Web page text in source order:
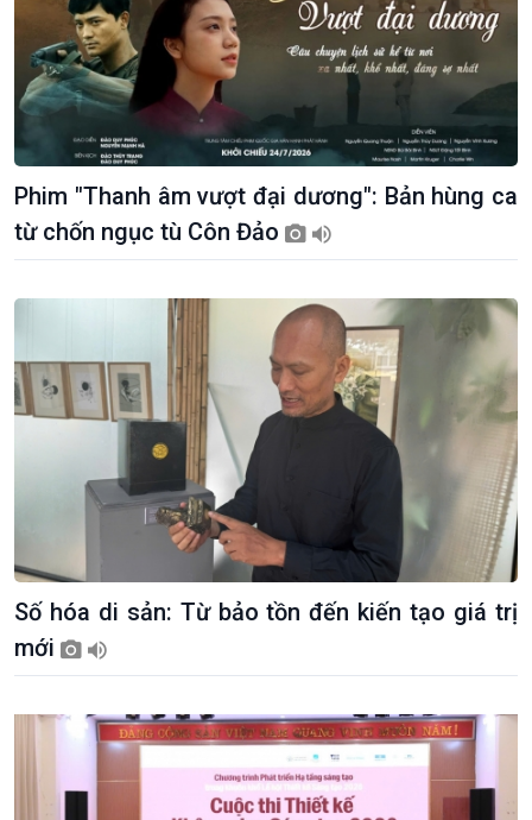
Khoa học & Công nghệ
Phim "Thanh âm vượt đại dương": Bản hùng ca
từ chốn ngục tù Côn Đảo
Số hóa di sản: Từ bảo tồn đến kiến tạo giá trị
mới